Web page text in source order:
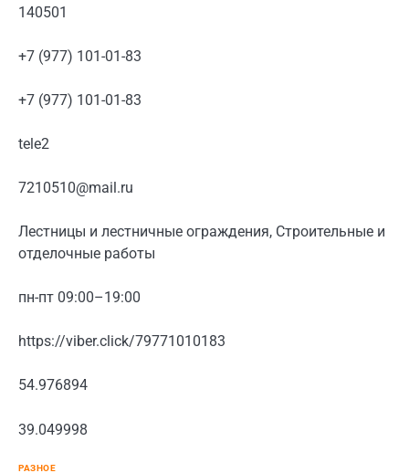
140501
+7 (977) 101-01-83
+7 (977) 101-01-83
tele2
7210510@mail.ru
Лестницы и лестничные ограждения, Строительные и
отделочные работы
пн-пт 09:00–19:00
https://viber.click/79771010183
54.976894
39.049998
РАЗНОЕ